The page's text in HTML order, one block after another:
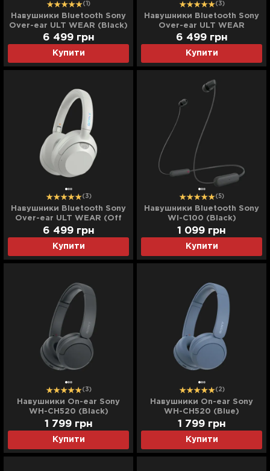
(1)
Навушники Bluetooth Sony
Over-ear ULT WEAR (Black)
Купити
6 499 грн
(3)
Навушники Bluetooth Sony
Over-ear ULT WEAR
(Forest Gray)
Купити
6 499 грн
(3)
Навушники Bluetooth Sony
Over-ear ULT WEAR (Off
White)
Купити
6 499 грн
(5)
Навушники Bluetooth Sony
WI-C100 (Black)
Купити
1 099 грн
(3)
Навушники On-ear Sony
WH-CH520 (Black)
Купити
1 799 грн
(2)
Навушники On-ear Sony
WH-CH520 (Blue)
Купити
1 799 грн